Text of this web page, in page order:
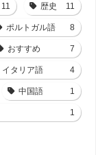
11 歴史 11
ポルトガル語 8
おすすめ 7
イタリア語 4
中国語 1
1